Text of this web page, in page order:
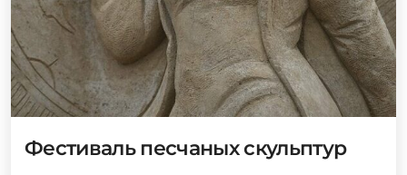
Фестиваль песчаных скульптур